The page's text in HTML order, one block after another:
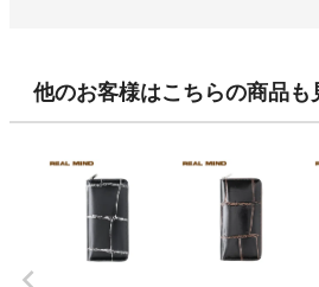
他のお客様はこちらの商品も